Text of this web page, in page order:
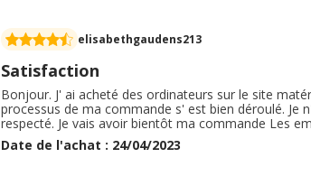
elisabethgaudens213
Satisfaction
Bonjour. J' ai acheté des ordinateurs sur le site
processus de ma commande s' est bien déroulé. Je
respecté. Je vais avoir bientôt ma commande Les
que j' ai commandé. La qualité était au niveau de ce
Je n' ai pas eu de frais de retour.
Date de l'achat : 24/04/2023